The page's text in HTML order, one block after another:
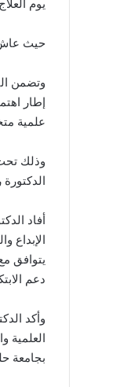
يوم
حيث عاش
وتضمن
إطار
علمية
وذلك
أفاد
الإبداع
يتوافق
دعم
وأكد
العلمية
بجامعة